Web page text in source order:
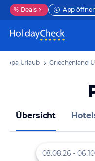
% Deals App
Urlaub Griechenland
Übersicht